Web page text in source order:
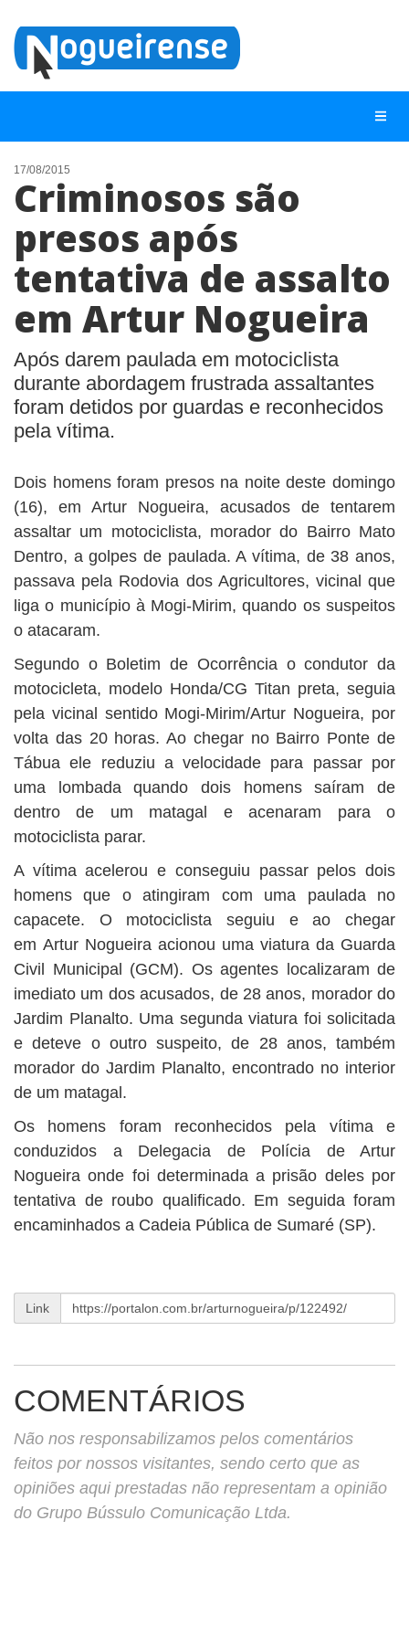
NOTÍCIAS
LISTA DIGITAL
TELEFONES ÚTEIS
CONTATO
ANUNCIE
BUSCAR
17/08/2015
Criminosos são
presos após
tentativa de assalto
em Artur Nogueira
Após darem paulada em motociclista
durante abordagem frustrada assaltantes
foram detidos por guardas e reconhecidos
pela vítima.
Dois homens foram presos na noite deste domingo
(16), em Artur Nogueira, acusados de tentarem
assaltar um motociclista, morador do Bairro Mato
Dentro, a golpes de paulada. A vítima, de 38 anos,
passava pela Rodovia dos Agricultores, vicinal que
liga o município à Mogi-Mirim, quando os suspeitos
o atacaram.
Segundo o Boletim de Ocorrência o condutor da
motocicleta, modelo Honda/CG Titan preta, seguia
pela vicinal sentido Mogi-Mirim/Artur Nogueira, por
volta das 20 horas. Ao chegar no Bairro Ponte de
Tábua ele reduziu a velocidade para passar por
uma lombada quando dois homens saíram de
dentro de um matagal e acenaram para o
motociclista parar.
A vítima acelerou e conseguiu passar pelos dois
homens que o atingiram com uma paulada no
capacete. O motociclista seguiu e ao chegar
em Artur Nogueira acionou uma viatura da Guarda
Civil Municipal (GCM). Os agentes localizaram de
imediato um dos acusados, de 28 anos, morador do
Jardim Planalto. Uma segunda viatura foi solicitada
e deteve o outro suspeito, de 28 anos, também
morador do Jardim Planalto, encontrado no interior
de um matagal.
Os homens foram reconhecidos pela vítima e
conduzidos a Delegacia de Polícia de Artur
Nogueira onde foi determinada a prisão deles por
tentativa de roubo qualificado. Em seguida foram
encaminhados a Cadeia Pública de Sumaré (SP).
Link
COMENTÁRIOS
Não nos responsabilizamos pelos comentários
feitos por nossos visitantes, sendo certo que as
opiniões aqui prestadas não representam a opinião
do Grupo Bússulo Comunicação Ltda.